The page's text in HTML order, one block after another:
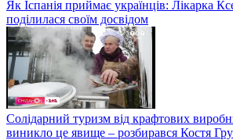
Як Іспанія приймає українців: Лікарка
поділилася своїм досвідом
Солідарний туризм від крафтових
виникло це явище – розбирався Костя